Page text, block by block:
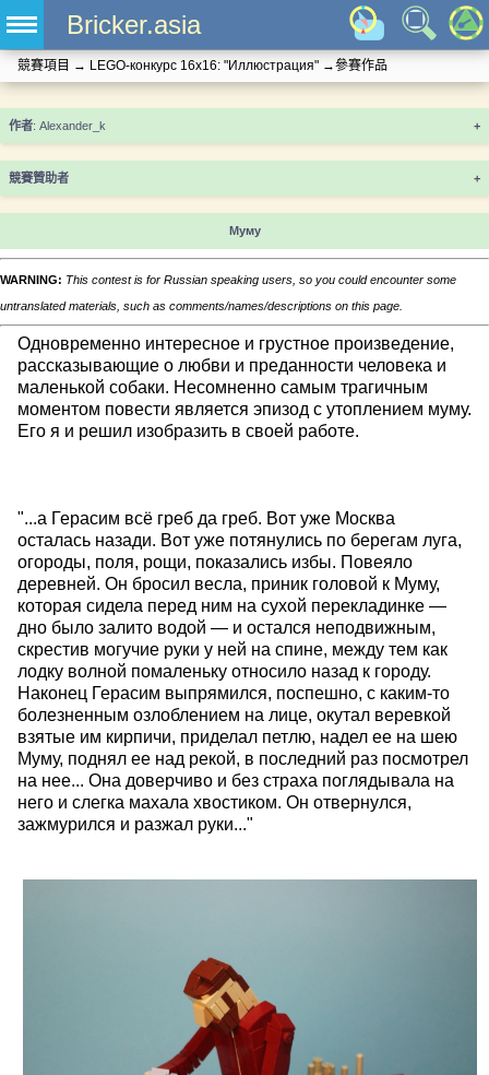
Bricker.asia
競賽項目 → LEGO-конкурс 16x16: "Иллюстрация" →參賽作品
+
競賽贊助者 +
Муму
WARNING: This contest is for Russian speaking users, so you could encounter some
untranslated materials, such as comments/names/descriptions on this page.
Одновременно интересное и грустное произведение,
рассказывающие о любви и преданности человека и
маленькой собаки. Несомненно самым трагичным
моментом повести является эпизод с утоплением муму.
Его я и решил изобразить в своей работе.
"...a Герасим всё греб да греб. Вот уже Москва
осталась назади. Вот уже потянулись по берегам луга,
огороды, поля, рощи, показались избы. Повеяло
деревней. Он бросил весла, приник головой к Муму,
которая сидела перед ним на сухой перекладинке —
дно было залито водой — и остался неподвижным,
скрестив могучие руки у ней на спине, между тем как
лодку волной помаленьку относило назад к городу.
Наконец Герасим выпрямился, поспешно, с каким-то
болезненным озлоблением на лице, окутал веревкой
взятые им кирпичи, приделал петлю, надел ее на шею
Муму, поднял ее над рекой, в последний раз посмотрел
на нее... Она доверчиво и без страха поглядывала на
него и слегка махала хвостиком. Он отвернулся,
зажмурился и разжал руки..."